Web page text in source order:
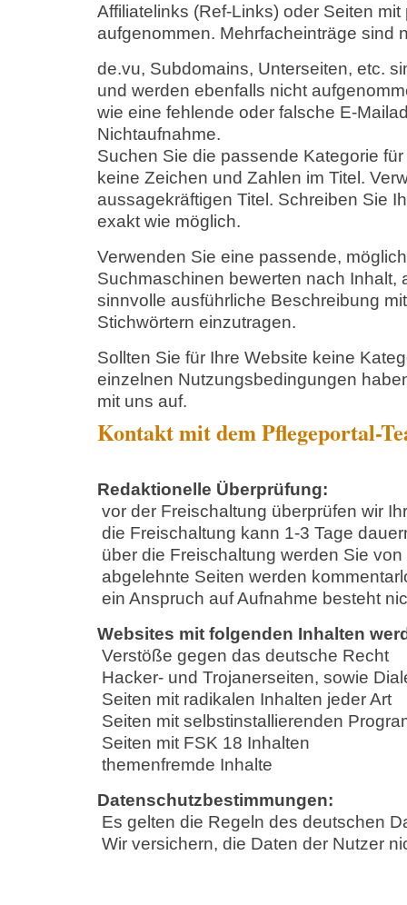
Affiliatelinks (Ref-Links) oder Seiten
aufgenommen. Mehrfacheinträge sind
de.vu, Subdomains, Unterseiten, etc.
und werden ebenfalls nicht
wie eine fehlende oder falsche E-
Nichtaufnahme.
Suchen Sie die passende Kategorie
keine Zeichen und Zahlen im Titel.
aussagekräftigen Titel. Schreiben Sie
exakt wie möglich.
Verwenden Sie eine passende,
Suchmaschinen bewerten nach Inhalt,
sinnvolle ausführliche Beschreibung
Stichwörtern einzutragen.
Sollten Sie für Ihre Website keine
einzelnen Nutzungsbedingungen
mit uns auf.
Kontakt mit dem Pflegeportal-
Redaktionelle Überprüfung:
vor der Freischaltung überprüfen wir
die Freischaltung kann 1-3 Tage
über die Freischaltung werden Sie
abgelehnte Seiten werden
ein Anspruch auf Aufnahme besteht
Websites mit folgenden Inhalten
Verstöße gegen das deutsche Recht
Hacker- und Trojanerseiten, sowie
Seiten mit radikalen Inhalten jeder Art
Seiten mit selbstinstallierenden
Seiten mit FSK 18 Inhalten
themenfremde Inhalte
Datenschutzbestimmungen:
Es gelten die Regeln des deutschen
Wir versichern, die Daten der Nutzer